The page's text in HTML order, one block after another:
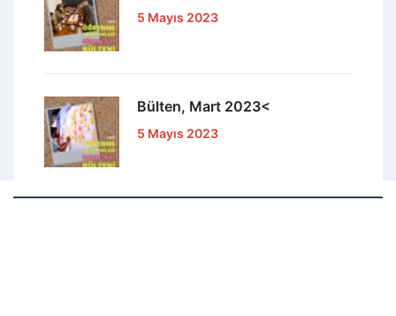
5 Mayıs 2023
Bülten, Mart 2023<
5 Mayıs 2023